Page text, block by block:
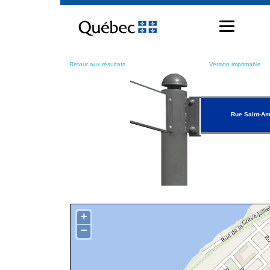
contenu
Retour aux résultats Version imprimable
Rue Saint-
+
−